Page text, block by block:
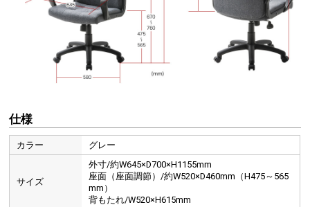
背もたれが高いハイバックチェアなので、体を丸ごと受け止
めてゆったり座ることができます。
長時間座り続けても体が疲れにくく、パソコン作業に最適で
前後にゆらゆら揺れるロッキング機能付きです。 ガス圧リフト装置付きで
仕様
カラー グレー
サイズ
外寸/約W645×D700×H1155mm
座面（座面調節）/約W520×D460mm（H475～565
mm）
背もたれ/W520×H615mm